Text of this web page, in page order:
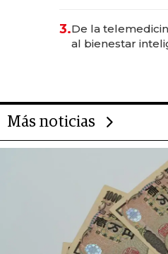
las marcas "fast
3.De la
al bienestar
Más noticias